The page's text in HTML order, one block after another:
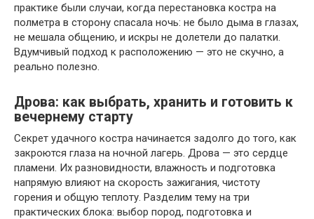
практике были случаи, когда перестановка костра на
полметра в сторону спасала ночь: не было дыма в глазах,
не мешала общению, и искры не долетели до палатки.
Вдумчивый подход к расположению — это не скучно, а
реально полезно.
Дрова: как выбрать, хранить и готовить к
вечернему старту
Секрет удачного костра начинается задолго до того, как
закроются глаза на ночной лагерь. Дрова — это сердце
пламени. Их разновидности, влажность и подготовка
напрямую влияют на скорость зажигания, чистоту
горения и общую теплоту. Разделим тему на три
практических блока: выбор пород, подготовка и